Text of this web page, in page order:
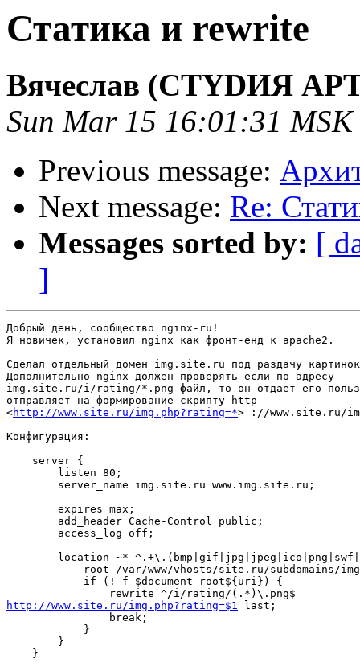
Статика и rewrite
Вячеслав (СТYDИЯ
Sun Mar 15 16:01:31 MSK
Previous message:
Next message: Re:
Messages sorted by: [
]
Добрый день, сообщество nginx-ru!
Я новичек, установил nginx как фронт-енд к apache2.
Сделал отдельный домен img.site.ru под раздачу
Дополнительно nginx должен проверять если по адресу
img.site.ru/i/rating/*.png файл, то он отдает его
отправляет на формирование скрипту http
<http://www.site.ru/img.php?rating=*> ://www.site.ru/
Конфигурация:
    server {
        listen 80;
        server_name img.site.ru www.img.site.ru;
        expires max;
        add_header Cache-Control public;
        access_log off;
location ~*
root /var/www/vhosts/site.ru/subdomains/
            if (!-f $document_root${uri}) {
http://www.site.ru/img.php?rating=$1 last;
                break;
            }
        }
    }